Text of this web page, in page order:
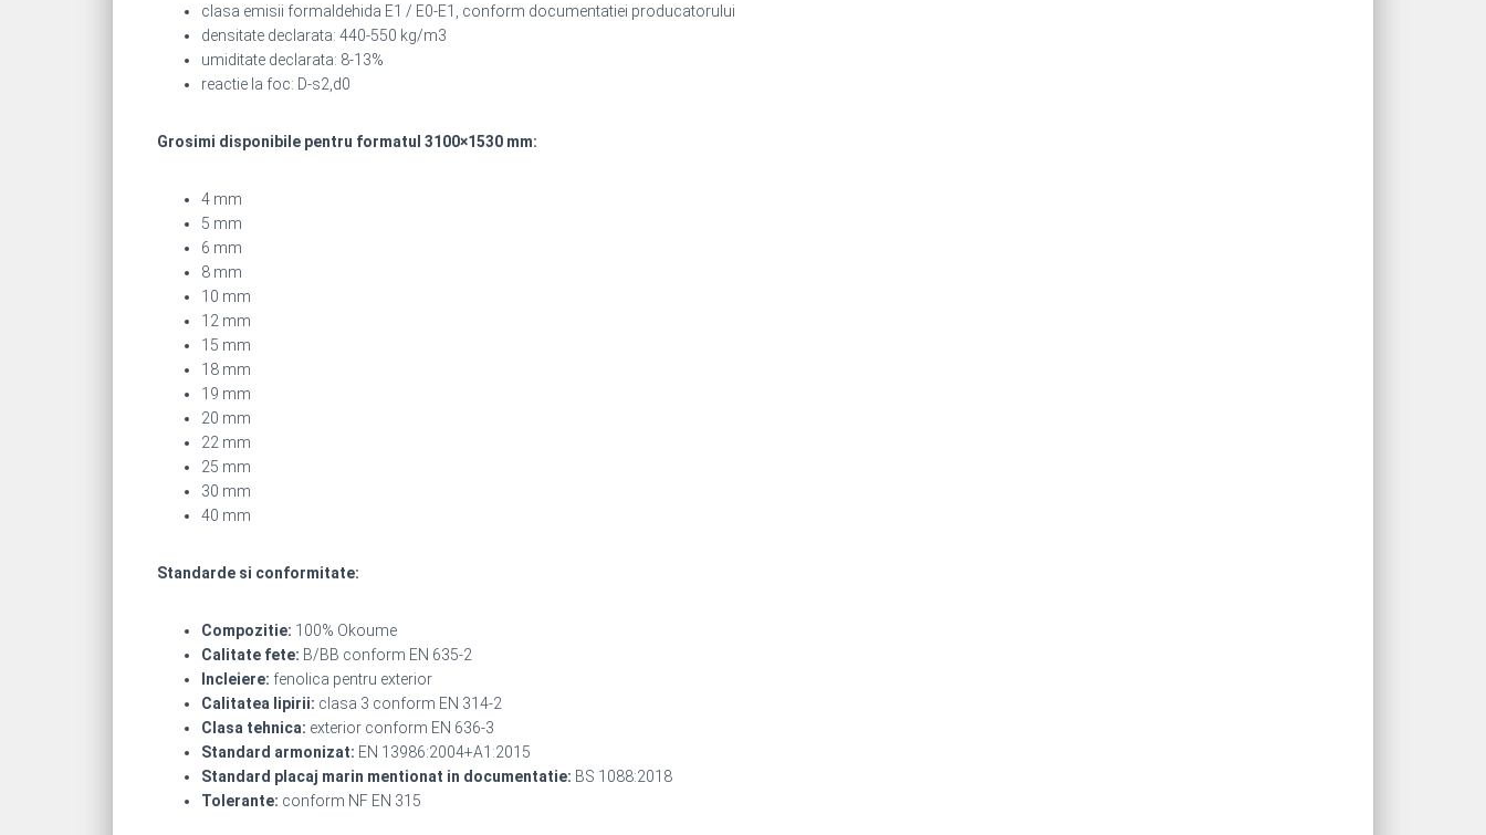
clasa emisii formaldehida E1 / E0-E1, conform documentatiei producatorului
densitate declarata: 440-550 kg/m3
umiditate declarata: 8-13%
reactie la foc: D-s2,d0
Grosimi disponibile pentru formatul 3100×1530 mm:
4 mm
5 mm
6 mm
8 mm
10 mm
12 mm
15 mm
18 mm
19 mm
20 mm
22 mm
25 mm
30 mm
40 mm
Standarde si conformitate:
Compozitie: 100% Okoume
Calitate fete: B/BB conform EN 635-2
Incleiere: fenolica pentru exterior
Calitatea lipirii: clasa 3 conform EN 314-2
Clasa tehnica: exterior conform EN 636-3
Standard armonizat: EN 13986:2004+A1:2015
Standard placaj marin mentionat in documentatie: BS 1088:2018
Tolerante: conform NF EN 315